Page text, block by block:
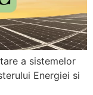
a sistemelor
Energiei si